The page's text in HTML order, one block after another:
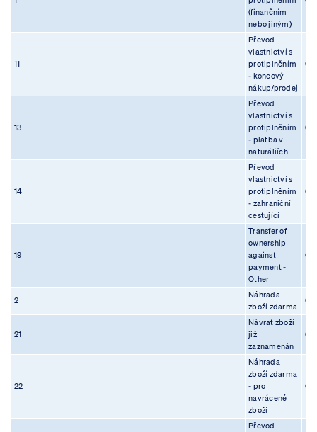
(finančním
nebo jiným)
11
Převod
vlastnictví s
protiplněním
- koncový
nákup/prodej
13
Převod
vlastnictví s
protiplněním
- platba v
naturáliích
14
Převod
vlastnictví s
protiplněním
- zahraniční
cestující
19
Transfer of
ownership
against
payment -
Other
2
Náhrada
zboží zdarma
21
Návrat zboží
již
zaznamenán
22
Náhrada
zboží zdarma
- pro
navrácené
zboží
Převod